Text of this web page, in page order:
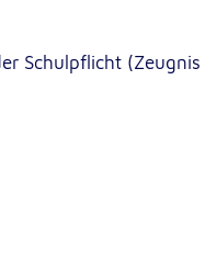
Schulpflicht (Zeugnis
Karten